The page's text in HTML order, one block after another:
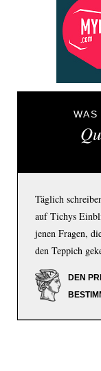
Täglich
auf Tichys
jenen Fragen,
den Teppich
DEN